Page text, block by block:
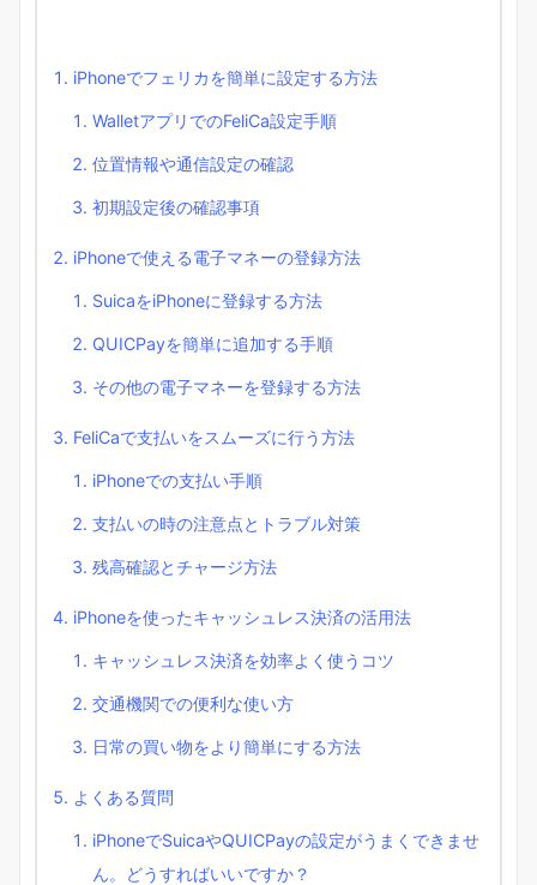
iPhoneでフェリカを簡単に設定する方法
WalletアプリでのFeliCa設定手順
位置情報や通信設定の確認
初期設定後の確認事項
iPhoneで使える電子マネーの登録方法
SuicaをiPhoneに登録する方法
QUICPayを簡単に追加する手順
その他の電子マネーを登録する方法
FeliCaで支払いをスムーズに行う方法
iPhoneでの支払い手順
支払いの時の注意点とトラブル対策
残高確認とチャージ方法
iPhoneを使ったキャッシュレス決済の活用法
キャッシュレス決済を効率よく使うコツ
交通機関での便利な使い方
日常の買い物をより簡単にする方法
よくある質問
iPhoneでSuicaやQUICPayの設定がうまくできませ
ん。どうすればいいですか？